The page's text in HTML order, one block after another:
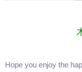
Hope you enjoy the